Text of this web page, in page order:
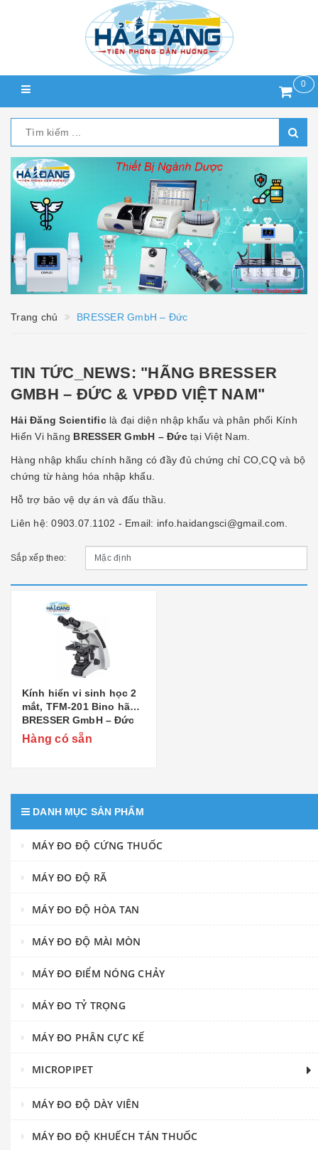
0
Trang chủ BRESSER GmbH – Đức
TIN TỨC_NEWS: "HÃNG BRESSER
GMBH – ĐỨC & VPĐD VIỆT NAM"
Hải Đăng Scientificlà đại diện nhập khẩu và phân phối Kính
Hiển Vi hãng BRESSER GmbH – Đức tại Việt Nam.
Hàng nhập khẩu chính hãng có đầy đủ chứng chỉ CO,CQ và bộ
chứng từ hàng hóa nhập khẩu.
Hỗ trợ bảo vệ dự án và đấu thầu.
Liên hệ: 0903.07.1102 - Email: info.haidangsci@gmail.com.
Sắp xếp theo:
Kính hiển vi sinh học 2
mắt, TFM-201 Bino hãng
BRESSER GmbH – Đức
Hàng có sẵn
DANH MỤC SẢN PHẨM
MÁY ĐO ĐỘ CỨNG THUỐC
MÁY ĐO ĐỘ RÃ
MÁY ĐO ĐỘ HÒA TAN
MÁY ĐO ĐỘ MÀI MÒN
MÁY ĐO ĐIỂM NÓNG CHẢY
MÁY ĐO TỶ TRỌNG
MÁY ĐO PHÂN CỰC KẾ
MICROPIPET
MÁY ĐO ĐỘ DÀY VIÊN
MÁY ĐO ĐỘ KHUẾCH TÁN THUỐC